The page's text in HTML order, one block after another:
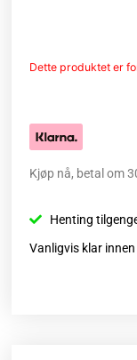
Dette produktet er
Kjøp nå, betal om
Henting
Vanligvis klar